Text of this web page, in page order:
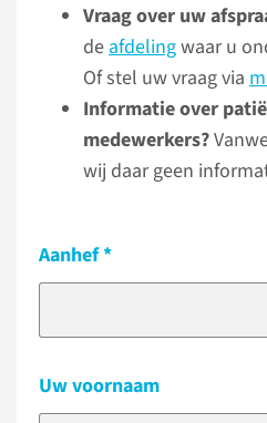
Vraag over uw
deafdelingwaar u
Of stel uw vraag via
Informatie over
medewerkers?
wij daar geen
Aanhef
Uw voornaam